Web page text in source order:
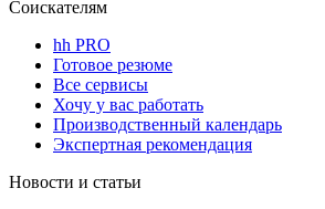
Соискателям
hh PRO
Готовое резюме
Все сервисы
Хочу у вас работать
Производственный календарь
Экспертная рекомендация
Новости и статьи